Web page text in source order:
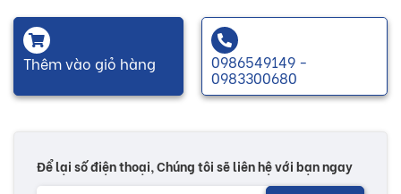
Thêm vào giỏ hàng 0986549149 -
0983300680
Để lại số điện thoại, Chúng tôi sẽ liên hệ với bạn ngay